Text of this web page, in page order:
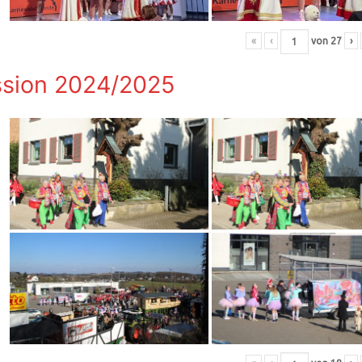
« ‹ von 27 ›
2024/2025